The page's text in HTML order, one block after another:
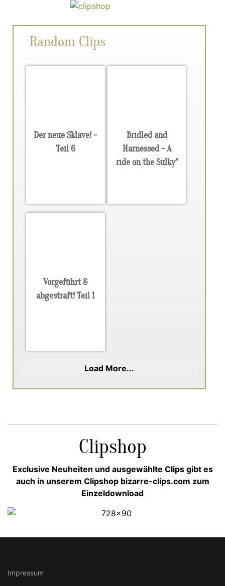
Random Clips
Der neue Sklave! -
Teil 6
Bridled and
Harnessed - A
ride on the Sulky"
Vorgeführt &
abgestraft! Teil 1
Load More...
Clipshop
Exclusive Neuheiten und ausgewählte Clips gibt es
auch in unserem Clipshop bizarre-clips.com zum
Einzeldownload
Impressum